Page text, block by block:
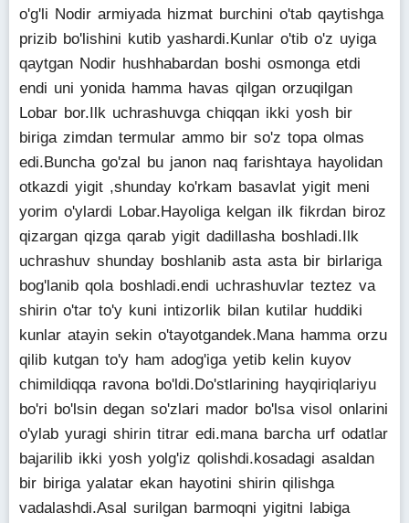
o'g'li Nodir armiyada hizmat burchini o'tab qaytishga
prizib bo'lishini kutib yashardi.Kunlar o'tib o'z uyiga
qaytgan Nodir hushhabardan boshi osmonga etdi
endi uni yonida hamma havas qilgan orzuqilgan
Lobar bor.Ilk uchrashuvga chiqqan ikki yosh bir
biriga zimdan termular ammo bir so'z topa olmas
edi.Buncha go'zal bu janon naq farishtaya hayolidan
otkazdi yigit ,shunday ko'rkam basavlat yigit meni
yorim o'ylardi Lobar.Hayoliga kelgan ilk fikrdan biroz
qizargan qizga qarab yigit dadillasha boshladi.Ilk
uchrashuv shunday boshlanib asta asta bir birlariga
bog'lanib qola boshladi.endi uchrashuvlar teztez va
shirin o'tar to'y kuni intizorlik bilan kutilar huddiki
kunlar atayin sekin o'tayotgandek.Mana hamma orzu
qilib kutgan to'y ham adog'iga yetib kelin kuyov
chimildiqqa ravona bo'ldi.Do'stlarining hayqiriqlariyu
bo'ri bo'lsin degan so'zlari mador bo'lsa visol onlarini
o'ylab yuragi shirin titrar edi.mana barcha urf odatlar
bajarilib ikki yosh yolg'iz qolishdi.kosadagi asaldan
bir biriga yalatar ekan hayotini shirin qilishga
vadalashdi.Asal surilgan barmoqni yigitni labiga